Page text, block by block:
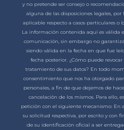
y no pretende ser consejo o
alguna de las disposiciones legales,
aplicable respecto a casos particulares o
La información contenida aquí es válida
comunicación, sin embargo no
siendo válida en la fecha en que fue
fecha posterior. ¿Cómo puede
tratamiento de sus datos? En todo
consentimiento que nos ha otorgado
personales, a fin de que dejemos de
cancelación de los mismos. Para ello,
petición con el siguiente mecanismo: En
su solicitud respectiva, por escrito y con
de su identificación oficial a ser